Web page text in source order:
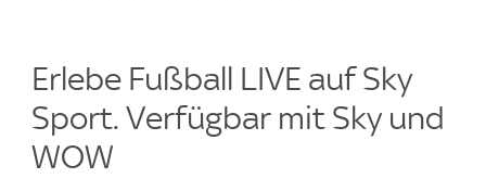
Erlebe Fußball LIVE auf Sky
Sport. Verfügbar mit Sky und
WOW